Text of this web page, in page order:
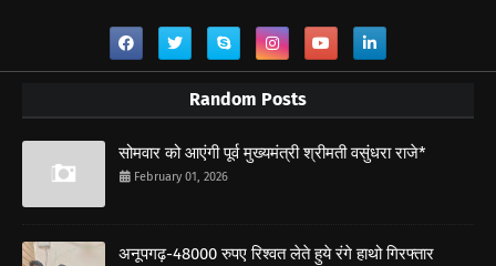
Random Posts
सोमवार को आएंगी पूर्व मुख्यमंत्री श्रीमती वसुंधरा राजे*
February 01, 2026
अनूपगढ़-48000 रुपए रिश्वत लेते हुये रंगे हाथो गिरफ्तार